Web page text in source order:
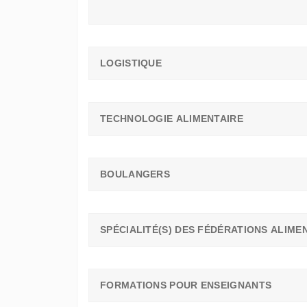
LOGISTIQUE
TECHNOLOGIE ALIMENTAIRE
BOULANGERS
SPÉCIALITÉ(S) DES FÉDÉRATIONS
FORMATIONS POUR ENSEIGNANTS